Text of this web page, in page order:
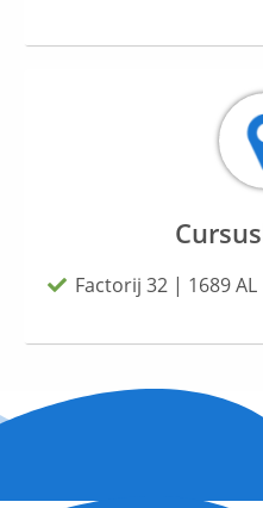
Factorij 32 | 1689